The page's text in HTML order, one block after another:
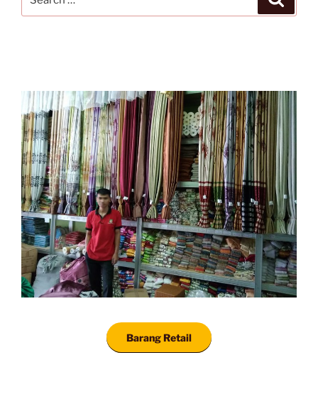
Barang Retail